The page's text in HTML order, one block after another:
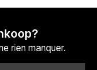
rien manquer.